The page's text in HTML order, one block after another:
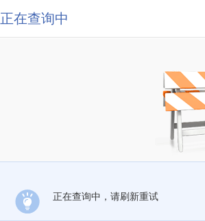
正在查询中
正在查询中，请刷新重试